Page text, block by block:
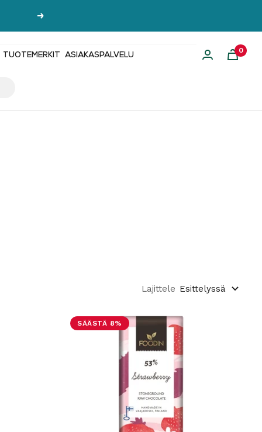
Seuraava
TUOTEMERKIT ASIAKASPALVELU
0
Lajittele Esittelyssä
SÄÄSTÄ 8%